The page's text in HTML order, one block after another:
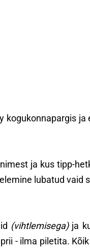
kogukonnapargis ja
ja kus tipp-
lubatud vaid
(vihtlemisega) ja
- ilma piletita.